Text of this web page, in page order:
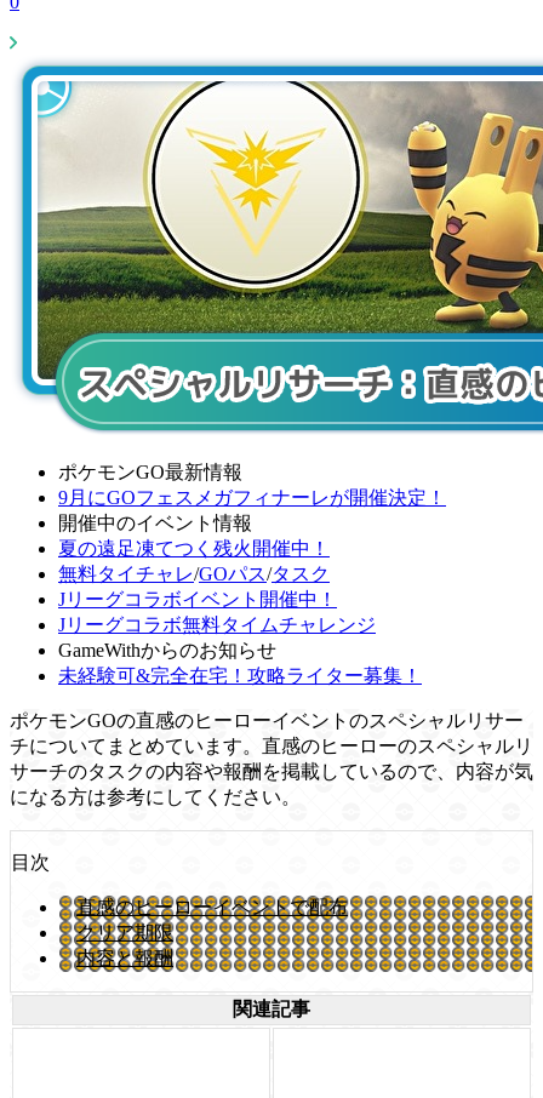
ポケモンGO最新情報
9月にGOフェスメガフィナーレが開催決定！
開催中のイベント情報
夏の遠足凍てつく残火開催中！
無料タイチャレ/GOパス/タスク
Jリーグコラボイベント開催中！
Jリーグコラボ無料タイムチャレンジ
GameWithからのお知らせ
未経験可&完全在宅！攻略ライター募集！
ポケモンGOの直感のヒーローイベントのスペシャルリサー
チについてまとめています。直感のヒーローのスペシャルリ
サーチのタスクの内容や報酬を掲載しているので、内容が気
になる方は参考にしてください。
目次
直感のヒーローイベントで配布
クリア期限
内容と報酬
関連記事